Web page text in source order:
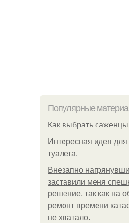
Популярные
Как выбрать саженцы
Интересная идея для
туалета.
Внезапно
заставили меня
решение, так как на
ремонт времени
не хватало.